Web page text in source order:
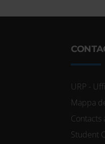
URP -
Mappa
Student